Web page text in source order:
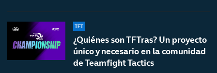
TFT
¿Quiénes son TFTras? Un proyecto
único y necesario en la comunidad
de Teamfight Tactics